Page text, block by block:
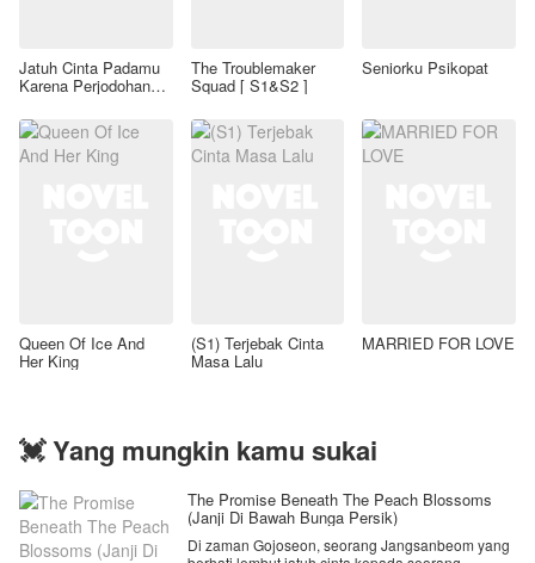
Jatuh Cinta Padamu
Karena Perjodohan
Awal)
The Troublemaker
Squad [ S1&S2 ]
Seniorku Psikopat
Queen Of Ice And
Her King
(S1) Terjebak Cinta
Masa Lalu
MARRIED FOR LOVE
💓 Yang mungkin kamu sukai
The Promise Beneath The Peach Blossoms
(Janji Di Bawah Bunga Persik)
Di zaman Gojoseon, seorang Jangsanbeom yang